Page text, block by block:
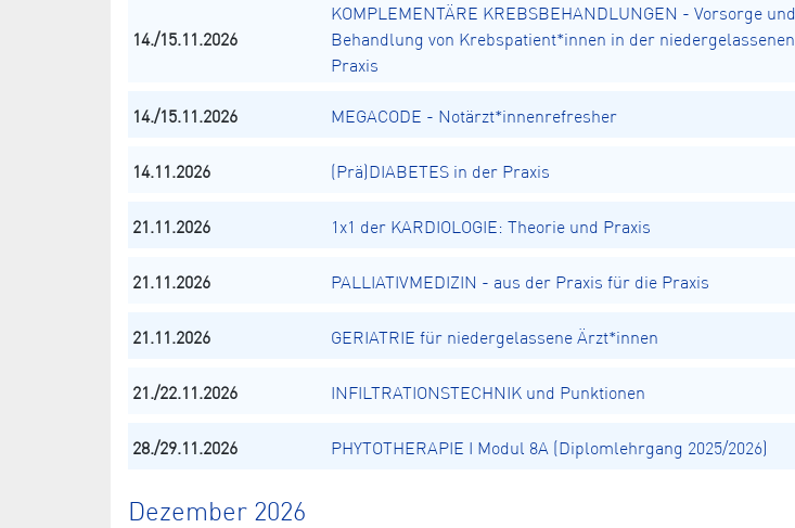
14./15.11.2026
KOMPLEMENTÄRE KREBSBEHANDLUNGEN - Vorsorge und
Behandlung von Krebspatient*innen in der niedergelassenen
Praxis
14./15.11.2026 MEGACODE - Notärzt*innenrefresher
14.11.2026 (Prä)DIABETES in der Praxis
21.11.2026 1x1 der KARDIOLOGIE: Theorie und Praxis
21.11.2026 PALLIATIVMEDIZIN - aus der Praxis für die Praxis
21.11.2026 GERIATRIE für niedergelassene Ärzt*innen
21./22.11.2026 INFILTRATIONSTECHNIK und Punktionen
28./29.11.2026 PHYTOTHERAPIE I Modul 8A (Diplomlehrgang 2025/2026)
Dezember 2026